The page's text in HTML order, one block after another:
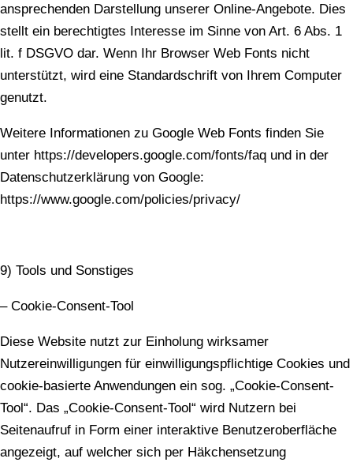
ansprechenden Darstellung unserer Online-Angebote. Dies
stellt ein berechtigtes Interesse im Sinne von Art. 6 Abs. 1
lit. f DSGVO dar. Wenn Ihr Browser Web Fonts nicht
unterstützt, wird eine Standardschrift von Ihrem Computer
genutzt.
Weitere Informationen zu Google Web Fonts finden Sie
unter https://developers.google.com/fonts/faq und in der
Datenschutzerklärung von Google:
https://www.google.com/policies/privacy/
9) Tools und Sonstiges
– Cookie-Consent-Tool
Diese Website nutzt zur Einholung wirksamer
Nutzereinwilligungen für einwilligungspflichtige Cookies und
cookie-basierte Anwendungen ein sog. „Cookie-Consent-
Tool“. Das „Cookie-Consent-Tool“ wird Nutzern bei
Seitenaufruf in Form einer interaktive Benutzeroberfläche
angezeigt, auf welcher sich per Häkchensetzung